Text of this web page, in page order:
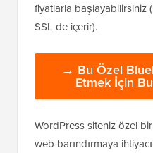
fiyatlarla başlayabilirsiniz
SSL de içerir).
→ Bu Özel
Etmek İçin
WordPress siteniz özel
web barındırmaya